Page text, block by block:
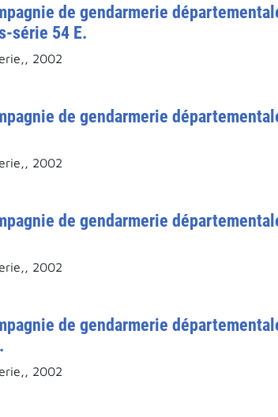
de gendarmerie
série 54 E.
2002
de gendarmerie
2002
de gendarmerie
2002
de gendarmerie
2002